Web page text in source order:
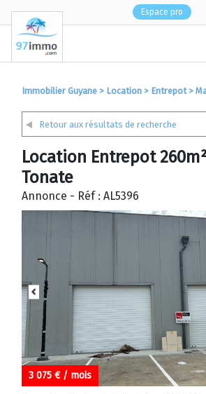
Espace pro
Immobilier Guyane > Location > Entrepot>
Retour aux résultats de recherche
Location Entrepot
Tonate
Annonce - Réf : AL5396
3 075 € / mois